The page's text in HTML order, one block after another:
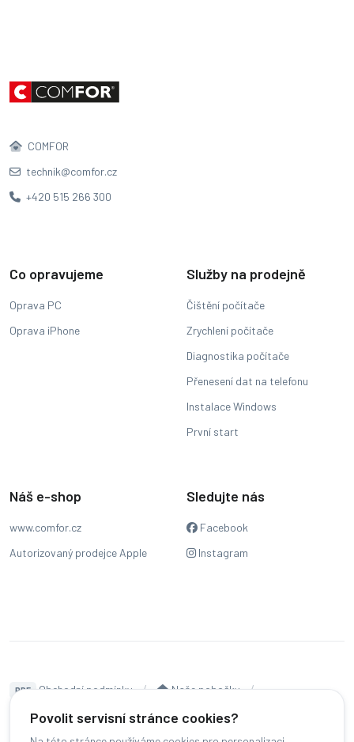
Povolit servisní stránce cookies?
COMFOR
technik@comfor.cz
+420 515 266 300
Co opravujeme
Oprava PC
Oprava iPhone
Služby na prodejně
Čištění počítače
Zrychlení počítače
Diagnostika počítače
Přenesení dat na telefonu
Instalace Windows
První start
Náš e-shop
www.comfor.cz
Autorizovaný prodejce Apple
Sledujte nás
Facebook
Instagram
PDF Obchodní podmínky
Naše pobočky